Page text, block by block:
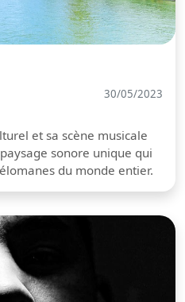
30/05/2023
et sa scène musicale
sonore unique qui
du monde entier.